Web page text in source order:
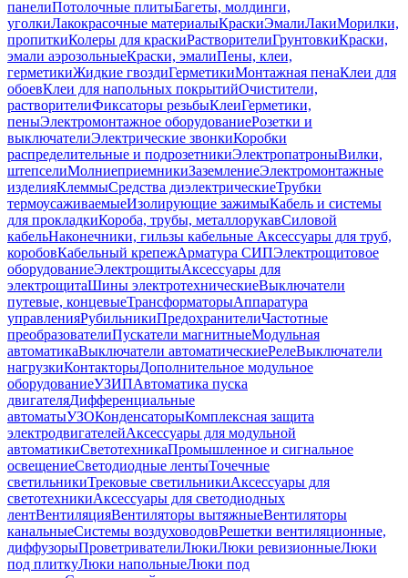
панелиПотолочные плитыБагеты, молдинги,
уголкиЛакокрасочные материалыКраскиЭмалиЛакиМорилки,
пропиткиКолеры для краскиРастворителиГрунтовкиКраски,
эмали аэрозольныеКраски, эмалиПены, клеи,
герметикиЖидкие гвоздиГерметикиМонтажная пенаКлеи для
обоевКлеи для напольных покрытийОчистители,
растворителиФиксаторы резьбыКлеиГерметики,
пеныЭлектромонтажное оборудованиеРозетки и
выключателиЭлектрические звонкиКоробки
распределительные и подрозетникиЭлектропатроныВилки,
штепселиМолниеприемникиЗаземлениеЭлектромонтажные
изделияКлеммыСредства диэлектрическиеТрубки
термоусаживаемыеИзолирующие зажимыКабель и системы
для прокладкиКороба, трубы, металлорукавСиловой
кабельНаконечники, гильзы кабельные Аксессуары для труб,
коробовКабельный крепежАрматура СИПЭлектрощитовое
оборудованиеЭлектрощитыАксессуары для
электрощитаШины электротехническиеВыключатели
путевые, концевыеТрансформаторыАппаратура
управленияРубильникиПредохранителиЧастотные
преобразователиПускатели магнитныеМодульная
автоматикаВыключатели автоматическиеРелеВыключатели
нагрузкиКонтакторыДополнительное модульное
оборудованиеУЗИПАвтоматика пуска
двигателяДифференциальные
автоматыУЗОКонденсаторыКомплексная защита
электродвигателейАксессуары для модульной
автоматикиСветотехникаПромышленное и сигнальное
освещениеСветодиодные лентыТочечные
светильникиТрековые светильникиАксессуары для
светотехникиАксессуары для светодиодных
лентВентиляцияВентиляторы вытяжныеВентиляторы
канальныеСистемы воздуховодовРешетки вентиляционные,
диффузорыПроветривателиЛюкиЛюки ревизионныеЛюки
под плиткуЛюки напольныеЛюки под